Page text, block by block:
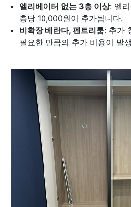
엘리베이터 없는 3층 이상: 엘
층당 10,000원이 추가됩니다.
비확장 베란다, 펜트리룸: 추가
필요한 만큼의 추가 비용이 발